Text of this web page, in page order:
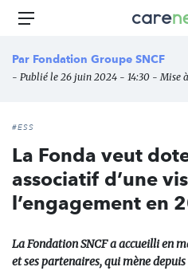
Aller
principal
média
des
Menu
Par Fondation Groupe SNCF
- Publié le 26 juin 2024 - 14:30 - Mise
#ESS
La Fonda veut
associatif d’une
l’engagement en
La Fondation SNCF a accueilli en
et ses partenaires, qui mène